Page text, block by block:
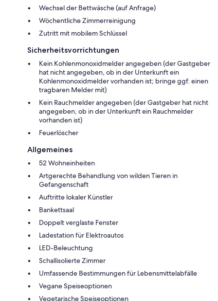
Wechsel der Bettwäsche (auf Anfrage)
Wöchentliche Zimmerreinigung
Zutritt mit mobilem Schlüssel
Sicherheitsvorrichtungen
Kein Kohlenmonoxidmelder angegeben (der Gastgeber
hat nicht angegeben, ob in der Unterkunft ein
Kohlenmonoxidmelder vorhanden ist; bringe ggf. einen
tragbaren Melder mit)
Kein Rauchmelder angegeben (der Gastgeber hat nicht
angegeben, ob in der Unterkunft ein Rauchmelder
vorhanden ist)
Feuerlöscher
Allgemeines
52 Wohneinheiten
Artgerechte Behandlung von wilden Tieren in
Gefangenschaft
Auftritte lokaler Künstler
Bankettsaal
Doppelt verglaste Fenster
Ladestation für Elektroautos
LED-Beleuchtung
Schallisolierte Zimmer
Umfassende Bestimmungen für Lebensmittelabfälle
Vegane Speiseoptionen
Vegetarische Speiseoptionen